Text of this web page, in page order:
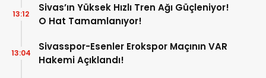
Sivas’ın Yüksek Hızlı Tren Ağı Güçleniyor!
O Hat Tamamlanıyor!
13:12
Sivasspor-Esenler Erokspor Maçının VAR
Hakemi Açıklandı!
13:04